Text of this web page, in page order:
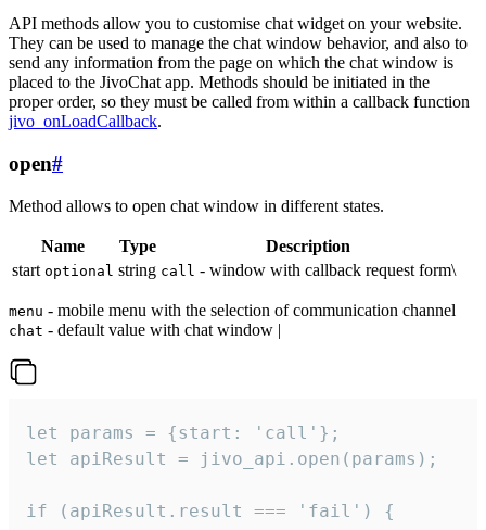
API methods allow you to customise chat widget on your website.
They can be used to manage the chat window behavior, and also to
send any information from the page on which the chat window is
placed to the JivoChat app. Methods should be initiated in the
proper order, so they must be called from within a callback function
jivo_onLoadCallback.
open#
Method allows to open chat window in different states.
Name Type
Description
start optional string call - window with callback request form\
menu - mobile menu with the selection of communication channel
chat - default value with chat window |
let params = {start: 'call'};
let apiResult = jivo_api.open(params);
if (apiResult.result === 'fail') {